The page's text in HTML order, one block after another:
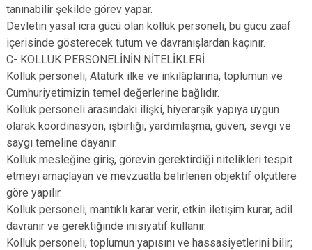
tanınabilir şekilde görev yapar.
Devletin yasal icra gücü olan kolluk personeli, bu gücü zaaf
içerisinde gösterecek tutum ve davranışlardan kaçınır.
C- KOLLUK PERSONELİNİN NİTELİKLERİ
Kolluk personeli, Atatürk ilke ve inkılâplarına, toplumun ve
Cumhuriyetimizin temel değerlerine bağlıdır.
Kolluk personeli arasındaki ilişki, hiyerarşik yapıya uygun
olarak koordinasyon, işbirliği, yardımlaşma, güven, sevgi ve
saygı temeline dayanır.
Kolluk mesleğine giriş, görevin gerektirdiği nitelikleri tespit
etmeyi amaçlayan ve mevzuatla belirlenen objektif ölçütlere
göre yapılır.
Kolluk personeli, mantıklı karar verir, etkin iletişim kurar, adil
davranır ve gerektiğinde inisiyatif kullanır.
Kolluk personeli, toplumun yapısını ve hassasiyetlerini bilir;